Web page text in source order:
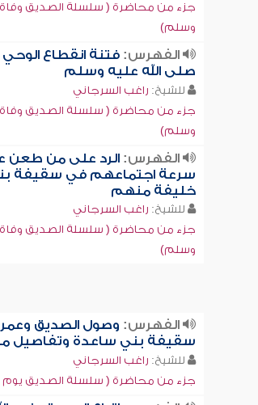
جزء من محاضرة ( سلسلة الصديق وفاة
وسلم)
الفهرس:فتنة انقطاع
صلى الله عليه وسلم
للشيخ: راغب السرجاني
جزء من محاضرة ( سلسلة الصديق وفاة
وسلم)
الفهرس:الرد على من طعن
سرعة اجتماعهم في سقيفة
خليفة منهم
للشيخ: راغب السرجاني
جزء من محاضرة ( سلسلة الصديق وفاة
وسلم)
الفهرس: وصول الصديق وعمر
سقيفة بني ساعدة وتفاصيل
للشيخ: راغب السرجاني
جزء من محاضرة ( سلسلة الصديق يوم